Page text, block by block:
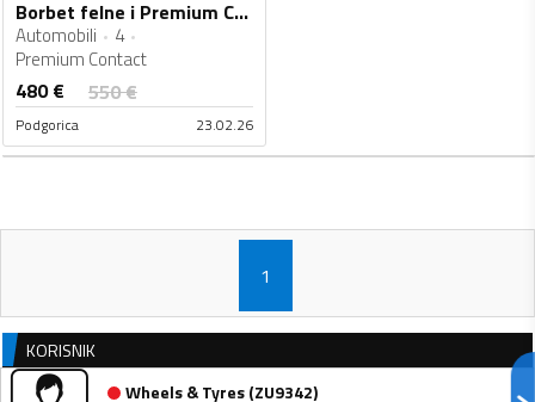
Borbet felne i Premium Contact gume
Automobili
4
Premium Contact
480€ 550€
Podgorica 23.02.26
1
KORISNIK
Wheels & Tyres(ZU9342)